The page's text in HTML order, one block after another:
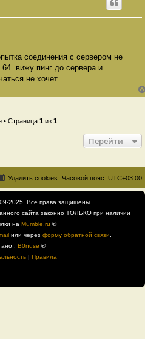
соединения с сервером не
вижу пинг до сервера и
не хочет.
• Страница 1из 1
Перейти
Часовой пояс: UTC+03:00
Удалить cookies
2025. Все права защищены.
сайта законно ТОЛЬКО при наличии
на Mumble.ru ®
или через форму обратной связи
: B0nuse ®
| Правила